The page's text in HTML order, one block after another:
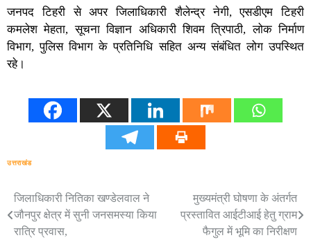
जनपद टिहरी से अपर जिलाधिकारी शैलेन्द्र नेगी, एसडीएम टिहरी
कमलेश मेहता, सूचना विज्ञान अधिकारी शिवम त्रिपाठी, लोक निर्माण
विभाग, पुलिस विभाग के प्रतिनिधि सहित अन्य संबंधित लोग उपस्थित
रहे।
उत्तराखंड
Post
navigation
जिलाधिकारी नितिका खण्डेलवाल ने
जौनपुर क्षेत्र में सुनी जनसमस्या किया
रात्रि प्रवास,
मुख्यमंत्री घोषणा के अंतर्गत
प्रस्तावित आईटीआई हेतु ग्राम
फैगुल में भूमि का निरीक्षण